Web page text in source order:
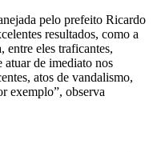
pelo prefeito Ricardo
resultados, como a
entre eles traficantes,
atuar de imediato nos
atos de vandalismo,
exemplo”, observa